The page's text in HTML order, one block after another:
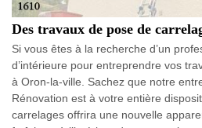
Des travaux de pose de
Si vous êtes à la recherche d’un
d’intérieure pour entreprendre vos
à Oron-la-ville. Sachez que notre
Rénovation est à votre entière
carrelages offrira une nouvelle